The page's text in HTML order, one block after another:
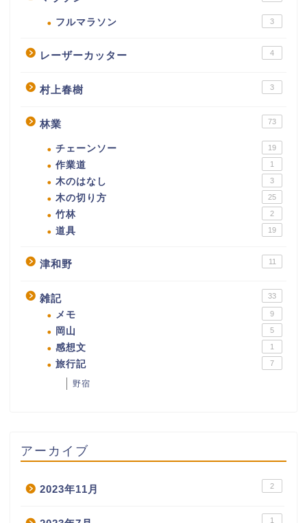
フルマラソン 3
レーザーカッター 4
村上春樹 3
林業 73
チェーンソー 19
作業道 1
木のはなし 3
木の切り方 25
竹林 2
道具 19
津和野 11
雑記 33
メモ 9
岡山 5
感想文 1
旅行記 7
野宿
アーカイブ
2023年11月 2
1